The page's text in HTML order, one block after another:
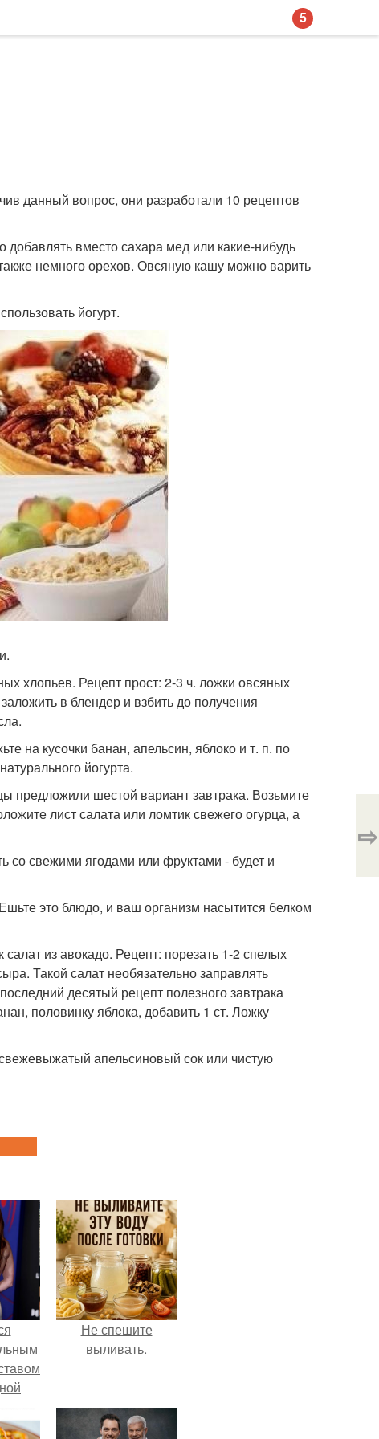
данный вопрос, они разработали 10 рецептов
вместо сахара мед или какие-нибудь
немного орехов. Овсяную кашу можно варить
йогурт.
хлопьев. Рецепт прост: 2-3 ч. ложки овсяных
в блендер и взбить до получения
на кусочки банан, апельсин, яблоко и т. п. по
йогурта.
предложили шестой вариант завтрака. Возьмите
лист салата или ломтик свежего огурца, а
со свежими ягодами или фруктами - будет и
это блюдо, и ваш организм насытится белком
из авокадо. Рецепт: порезать 1-2 спелых
Такой салат необязательно заправлять
десятый рецепт полезного завтрака
половинку яблока, добавить 1 ст. Ложку
апельсиновый сок или чистую
⇨
Не спешите
выливать.
5